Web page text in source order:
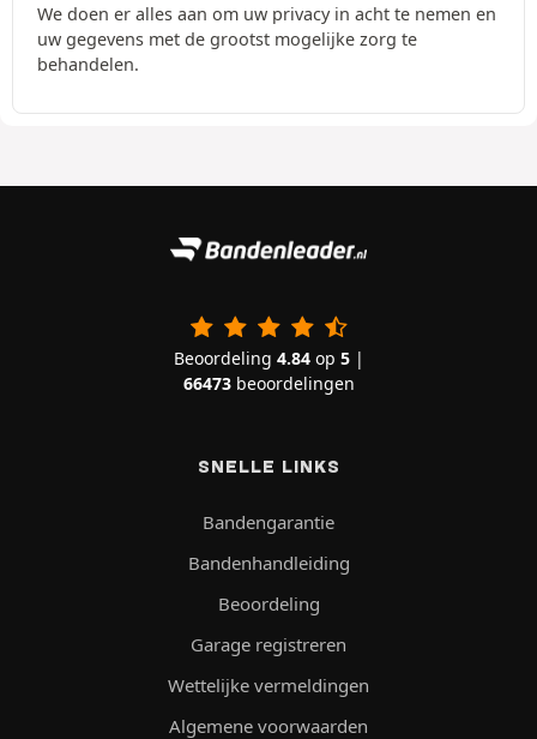
We doen er alles aan om uw privacy in acht te nemen en
uw gegevens met de grootst mogelijke zorg te
behandelen.
Beoordeling 4.84op 5|
66473beoordelingen
SNELLE LINKS
Bandengarantie
Bandenhandleiding
Beoordeling
Garage registreren
Wettelijke vermeldingen
Algemene voorwaarden